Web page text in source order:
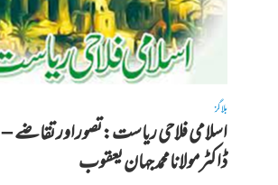
بلاگز
اسلامی فلاحی ریاست:تصوراور تقاضے –
ڈاکٹرمولانامحمدجہان یعقوب